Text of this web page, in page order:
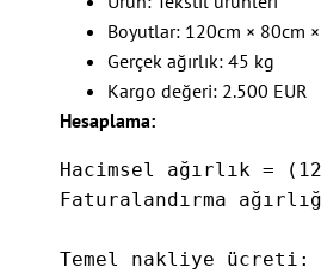
Boyutlar: 120cm × 80cm
Gerçek ağırlık: 45 kg
Kargo değeri: 2.500 EUR
Hesaplama:
Hacimsel ağırlık =
Faturalandırma
Temel nakliye ücreti: